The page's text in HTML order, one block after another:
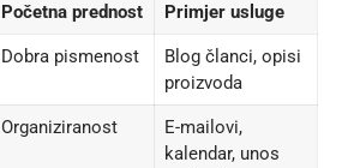
Početna prednost Primjer usluge
Dobra pismenost
Blog članci, opisi
proizvoda
Organiziranost
E-mailovi,
kalendar, unos